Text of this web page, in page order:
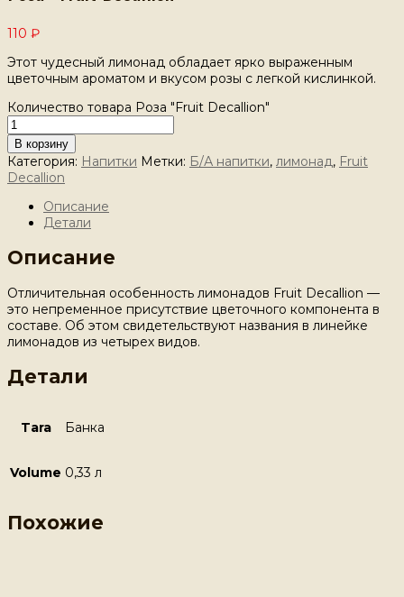
110 ₽
Этот чудесный лимонад обладает ярко выраженным
цветочным ароматом и вкусом розы с легкой кислинкой.
Количество товара Роза "Fruit Decallion"
В корзину
Категория: Напитки Метки: Б/А напитки, лимонад, Fruit
Decallion
Описание
Детали
Описание
Отличительная особенность лимонадов Fruit Decallion —
это непременное присутствие цветочного компонента в
составе. Об этом свидетельствуют названия в линейке
лимонадов из четырех видов.
Детали
Tara Банка
Volume 0,33 л
Похожие